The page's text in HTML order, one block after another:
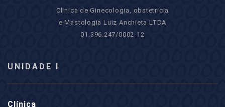
Clinica de Ginecologia, obstetricia
e Mastologia Luiz Anchieta LTDA
01.396.247/0002-12
UNIDADE I
Clínica